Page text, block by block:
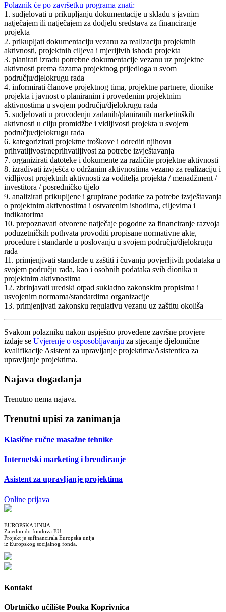
Polaznik će po završetku programa znati:
1. sudjelovati u prikupljanju dokumentacije u skladu s javnim
natječajem ili natječajem za dodjelu sredstava za financiranje
projekta
2. prikupljati dokumentaciju vezanu za realizaciju projektnih
aktivnosti, projektnih ciljeva i mjerljivih ishoda projekta
3. planirati izradu potrebne dokumentacije vezanu uz projektne
aktivnosti prema fazama projektnog prijedloga u svom
području/djelokrugu rada
4. informirati članove projektnog tima, projektne partnere, dionike
projekta i javnost o planiranim i provedenim projektnim
aktivnostima u svojem području/djelokrugu rada
5. sudjelovati u provođenju zadanih/planiranih marketinških
aktivnosti u cilju promidžbe i vidljivosti projekta u svojem
području/djelokrugu rada
6. kategorizirati projektne troškove i odrediti njihovu
prihvatljivost/neprihvatljivost za potrebe izvještavanja
7. organizirati datoteke i dokumente za različite projektne aktivnosti
8. izrađivati izvješća o održanim aktivnostima vezano za realizaciju i
vidljivost projektnih aktivnosti za voditelja projekta / menadžment /
investitora / posredničko tijelo
9. analizirati prikupljene i grupirane podatke za potrebe izvještavanja
o projektnim aktivnostima i ostvarenim ishodima, ciljevima i
indikatorima
10. prepoznavati otvorene natječaje pogodne za financiranje razvoja
poduzetničkih pothvata provoditi propisane normativne akte,
procedure i standarde u poslovanju u svojem području/djelokrugu
rada
11. primjenjivati standarde u zaštiti i čuvanju povjerljivih podataka u
svojem području rada, kao i osobnih podataka svih dionika u
projektnim aktivnostima
12. zbrinjavati uredski otpad sukladno zakonskim propisima i
usvojenim normama/standardima organizacije
13. primjenjivati zakonsku regulativu vezanu uz zaštitu okoliša
Svakom polazniku nakon uspješno provedene završne provjere
izdaje se Uvjerenje o osposobljavanju za stjecanje djelomične
kvalifikacije Asistent za upravljanje projektima/Asistentica za
upravljanje projektima.
Najava događanja
Trenutno nema najava.
Trenutni upisi za zanimanja
Klasične ručne masažne tehnike
Internetski marketing i brendiranje
Asistent za upravljanje projektima
Online prijava
EUROPSKA UNIJA
Zajedno do fondova EU
Projekt je sufinancirala Europska unija
iz Europskog socijalnog fonda.
Kontakt
Obrtničko učilište Pouka Koprivnica